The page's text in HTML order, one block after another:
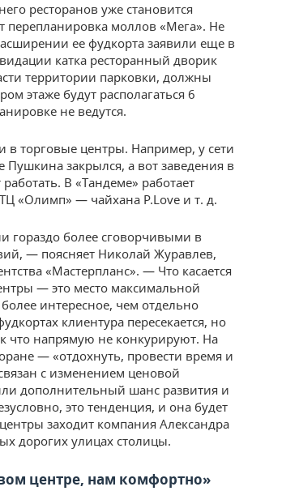
ресторанов уже становится
перепланировка моллов «Мега». Не
ее фудкорта заявили еще в
катка ресторанный дворик
территории парковки, должны
этаже будут располагаться 6
не ведутся.
в торговые центры. Например, у сети
закрылся, а вот заведения в
В «Тандеме» работает
«Олимп» — чайхана P.Love и т. д.
гораздо более сговорчивыми в
— поясняет Николай Журавлев,
«Мастерпланс». — Что касается
— это место максимальной
интересное, чем отдельно
клиентура пересекается, но
что напрямую не конкурируют. На
— «отдохнуть, провести время и
с изменением ценовой
дополнительный шанс развития и
это тенденция, и она будет
заходит компания Александра
дорогих улицах столицы.
центре, нам комфортно»